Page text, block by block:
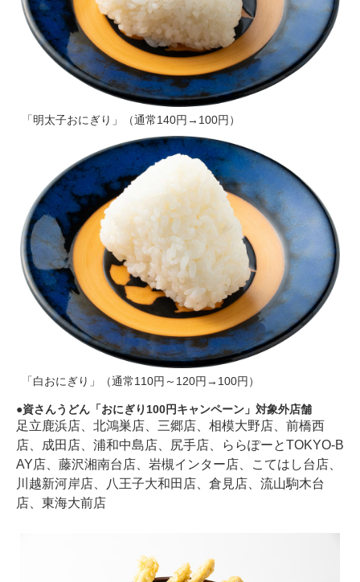
「明太子おにぎり」（通常140円→100円）
「白おにぎり」（通常110円～120円→100円）
資さんうどん「おにぎり100円キャンペーン」対象外店舗
足立鹿浜店、北鴻巣店、三郷店、相模大野店、前橋西
店、成田店、浦和中島店、尻手店、ららぽーとTOKYO-B
AY店、藤沢湘南台店、岩槻インター店、こてはし台店、
川越新河岸店、八王子大和田店、倉見店、流山駒木台
店、東海大前店